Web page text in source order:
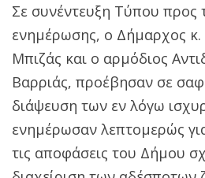
Σε συνέντευξη Τύπου προς
ενημέρωσης, ο Δήμαρχος κ.
Μπιζάς και ο αρμόδιος
Βαρριάς, προέβησαν σε
διάψευση των εν λόγω
ενημέρωσαν λεπτομερώς
τις αποφάσεις του Δήμου